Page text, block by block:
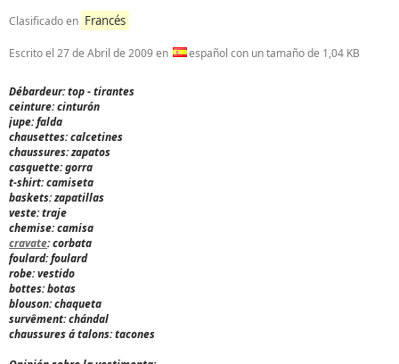
Clasificado en Francés
Escrito el 27 de Abril de 2009en español con un tamaño de 1,04 KB
Débardeur: top - tirantes
ceinture: cinturón
jupe: falda
chausettes: calcetines
chaussures: zapatos
casquette: gorra
t-shirt: camiseta
baskets: zapatillas
veste: traje
chemise: camisa
cravate: corbata
foulard: foulard
robe: vestido
bottes: botas
blouson: chaqueta
survêment: chándal
chaussures á talons: tacones